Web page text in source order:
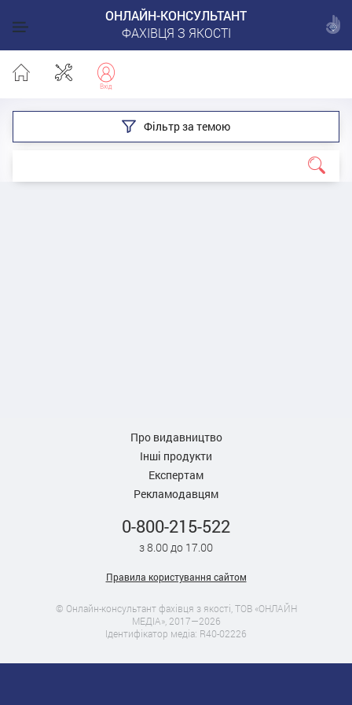
ОНЛАЙН-КОНСУЛЬТАНТ
ФАХІВЦЯ З ЯКОСТІ
Фільтр за темою
Про видавництво
Інші продукти
Експертам
Рекламодавцям
0-800-215-522
з 8.00 до 17.00
Правила користування сайтом
© Онлайн-консультант фахівця з якості, ТОВ «ОНЛАЙН
МЕДІА», 2017—2026
Ідентифікатор медіа: R40-02226